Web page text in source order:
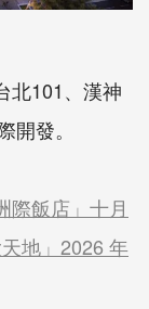
北101、漢神
發。
際飯店」十月
地」2026 年